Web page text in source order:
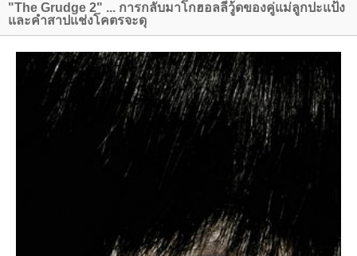
"The Grudge 2" ... การกลับมาโกฮอลลีวู้ดของคู่แม่ลูกปะแป้ง
ละคำสาปแช่งโคตรจะดุ